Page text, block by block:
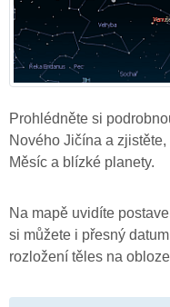
Prohlédněte si
Nového Jičína a
Měsíc a blízké planety.
Na mapě uvidíte
si můžete i přesný
rozložení těles na